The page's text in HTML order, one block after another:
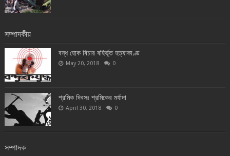
সম্পাদকীয়
বন্ধ হোক বিচার বহির্ভূত হত্যাকাণ্ড
May 20, 2018 0
শ্রমিক দিবসঃ শ্রমিকের মর্যাদা
April 30, 2018 0
সম্পাদক